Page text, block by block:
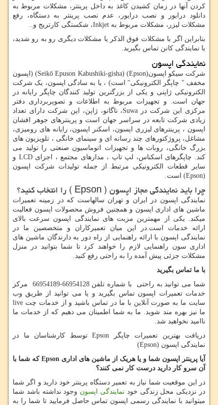
کردن آنها در زمان کشیدن کاغذ به داخل پرینتر، مشکلات مربوط به
دانلود درایور و نصب درایور، عدم نصب پرینتر به دستگاه، رفع
مشکلات لیزر، مشکلات مربوط به Inkjet، شکستگی کارتریج و..
بنابراین اگر با مشکلات فوق الذکر یا مشکلات دیگری رو به رو شدید،
با نمایندگی کانن تماس بگیرید.
نمایندگی اپسون
شرکت سیکو اپسون(Epson
) (Seikō Epuson Kabushiki-gisha) (اپسون
مخفف " چاپگر الکترونیکی" است) ، یا به سادگی اپسون، یک شرکت
الکترونیکی ژاپنی و یکی از بزرگترین تولید کنندگان چاپگر رایانه در
جهان است. و تجهیزات مربوط به اطلاعات و تصویربرداری دفتر
مرکزی این شرکت در Suwa، ناگانو، ژاپن، این شرکت دارای تعداد
زیادی شرکت تابعه در سراسر جهان است و پرینترهای جوهر افشان
اپسون ، پرینترهای لیزری اپسون، اسکنر اپسون، رایانه های رومیزی،
مشاغل، پروژکتورهای چند رسانه ای و سینمای خانگی ، تلویزیون های
بزرگ خانگی، روبات ها و تجهیزات اتوماسیون صنعتی را تولید می
کند. چاپگرهای اسکناس، لپ تاپ ، مدارهای مجتمع ، اجزایLCD و
سایر قطعات الکترونیکی مرتبط از جمله تولیدات شرکت اپسون
(
Epson) است.
چرا باید نمایندگی مجاز اپسون (Epson ) را انتخاب کنید؟
نمایندگی اپسون در ایران و تهران سالهاست که در زمینه تعمیرات
ماشین های اداری اپسون و همچنین فروش محصولات اپسون فعالیت
میکند. یکی از مهمترین مزیت های نمایندگی اپسون سرعت بالای
ارائه خدمات است.در این میان تعمیرکاران و متخصصین ما در
نمایندگی اپسون با ارائه راهنمایی از راه دور به دارندگان ماشین های
اداری سون راهنمایی لازم را خواهند کرد تا شما بتوانید در منزل
مشکلات جزئی پیش آمده را به راحتی رفع کنید.
با ما تماس بگیرید
شما می توانید به راحتی با شماره تلفن 66954128-66954189 مرکز
خدمات تعمیرات اپسون تماس بگیرید و یا می توانید از طریق وب
سایت ما به صورت آنلاین با ما در تماس باشید و از خدمات چت live
ما نیز بهره مند شوید. ما به شما اطمینان می دهیم که از خدمات ما
ناامید نخواهید شد.
دریافت بهترین تعمیرات چاپگر Epson توسط کارشناسان ما در
نمایندگی اپسون (Epson
)
آیا پرینتر اپسون شما و یا هریک از ماشین های اداری Epson که شما با
آن سرو کار دارید درست کار نمی کنند؟
در این موقعیت شما نیاز به تعمیر دستگاه پرینتر خود دارید و اگر شما
در نزدیکی محل زندگی خود نمایندگی اپسون وجود نداشته باشد شما
میتوانید با نمایندگی رسمی اپسون تماس حاصل فرمایید تا شما را به